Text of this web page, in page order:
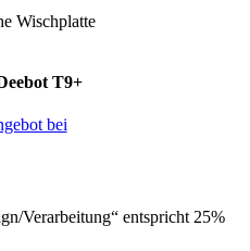
Wischplatte
T9+
bei
Verarbeitung“ entspricht 25%